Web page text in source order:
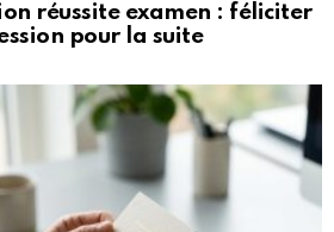
réussite examen : féliciter
pour la suite